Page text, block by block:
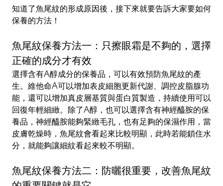
知道了魚尾紋的形成原因後，接下來就要告訴大家要如何
保養的方法！
魚尾紋保養方法一：只擦眼霜是不夠的，選擇
正確的成分才有效
選擇含有A醇成分的保養品，可以有效預防魚尾紋的產
生。維他命A可以增加表皮細胞更新代謝、調控皮脂腺功
能，還可以增加真皮層基質與蛋白質製造，持續使用可以
回復年輕細緻。除了A醇，也可以選擇含有神經醯胺的保
養品，神經醯胺能夠緊緻毛孔，也有足夠的保濕作用，當
皮膚乾燥時，魚尾紋會看起來比較明顯，此時若能鎖住水
分，就能夠讓細紋看起來較不明顯。
魚尾紋保養方法二：防曬很重要，改善魚尾紋